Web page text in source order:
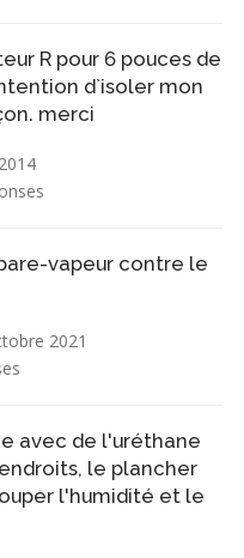
R pour 6 pouces de
d`isoler mon
merci
vapeur contre le
2021
avec de l'uréthane
le plancher
l'humidité et le